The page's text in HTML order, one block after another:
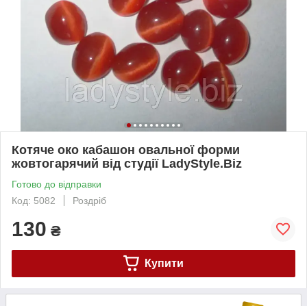
Котяче око кабашон овальної форми
жовтогарячий від студії LadyStyle.Biz
Готово до відправки
Код: 5082
Роздріб
130 ₴
Купити